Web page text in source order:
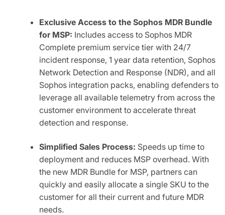
Exclusive Access to the Sophos MDR Bundle
for MSP: Includes access to Sophos MDR
Complete premium service tier with 24/7
incident response, 1 year data retention, Sophos
Network Detection and Response (NDR), and all
Sophos integration packs, enabling defenders to
leverage all available telemetry from across the
customer environment to accelerate threat
detection and response.
Simplified Sales Process: Speeds up time to
deployment and reduces MSP overhead. With
the new MDR Bundle for MSP, partners can
quickly and easily allocate a single SKU to the
customer for all their current and future MDR
needs.